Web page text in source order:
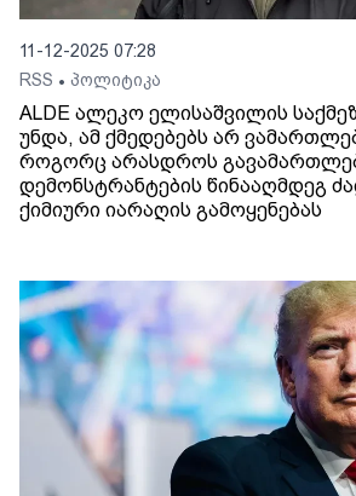
11-12-2025 07:28
RSS • პოლიტიკა
ALDE ალეკო ელისაშვილის
უნდა, ამ ქმედებებს არ
როგორც არასდროს
დემონსტრანტების წინააღმდეგ
ქიმიური იარაღის გამოყენებას